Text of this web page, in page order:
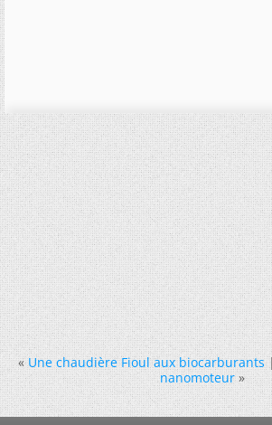
« Une chaudière Fioul aux biocarburants
nanomoteur »